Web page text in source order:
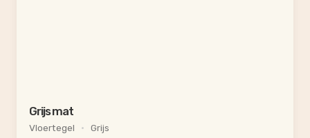
Grijs mat
Vloertegel • Grijs